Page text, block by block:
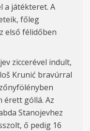
a játékteret. A
főleg
első félidőben
ziccerével indult,
Krunić bravúrral
érett góllá. Az
Stanojevhez
ő pedig 16